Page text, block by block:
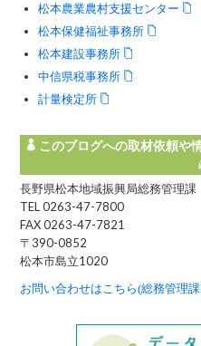
松本農業農村支援センター
松本保健福祉事務所
松本建設事務所
中信県税事務所
計量検定所
このブログへの取材依頼や
長野県松本地域振興局総務管理課
TEL 0263-47-7800
FAX 0263-47-7821
〒390-0852
松本市島立1020
お問い合わせはこちら(総務管理課